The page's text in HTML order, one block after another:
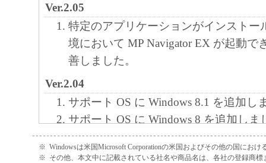
Ver.2.05
特定のアプリケーションがインストー
境において MP Navigator EX が起動で
善しました。
Ver.2.04
サポート OS に Windows 8.1 を追加し
サポート OS に Windows 8 を追加しま
[CanoScan] コピー実行時、拡大／縮小
れず、等倍出力される場合がある問題
※ Windowsは米国Microsoft Corporationの米国およびその他の国におけ
※ その他、本文中に記載されている社名や商品名は、各社の登録商標